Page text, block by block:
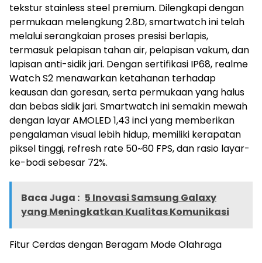
tekstur stainless steel premium. Dilengkapi dengan
permukaan melengkung 2.8D, smartwatch ini telah
melalui serangkaian proses presisi berlapis,
termasuk pelapisan tahan air, pelapisan vakum, dan
lapisan anti-sidik jari. Dengan sertifikasi IP68, realme
Watch S2 menawarkan ketahanan terhadap
keausan dan goresan, serta permukaan yang halus
dan bebas sidik jari. Smartwatch ini semakin mewah
dengan layar AMOLED 1,43 inci yang memberikan
pengalaman visual lebih hidup, memiliki kerapatan
piksel tinggi, refresh rate 50~60 FPS, dan rasio layar-
ke-bodi sebesar 72%.
Baca Juga : 5 Inovasi Samsung Galaxy
yang Meningkatkan Kualitas Komunikasi
Fitur Cerdas dengan Beragam Mode Olahraga